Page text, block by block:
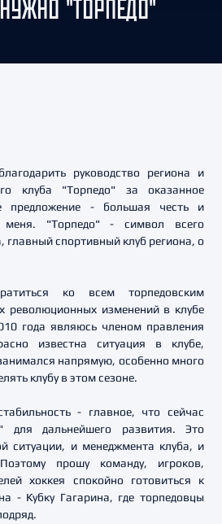
"ТОРПЕДО"
руководство региона и
клуба "Торпедо" за оказанное
предложение - большая честь и
меня. "Торпедо" - символ всего
главный спортивный клуб региона, о
ко всем торпедовским
революционных изменений в клубе
года являюсь членом правления
известна ситуация в клубе,
напрямую, особенно много
клубу в этом сезоне.
- главное, что сейчас
для дальнейшего развития. Это
ситуации, и менеджмента клуба, и
прошу команду, игроков,
хоккея спокойно готовиться к
- Кубку Гагарина, где торпедовцы